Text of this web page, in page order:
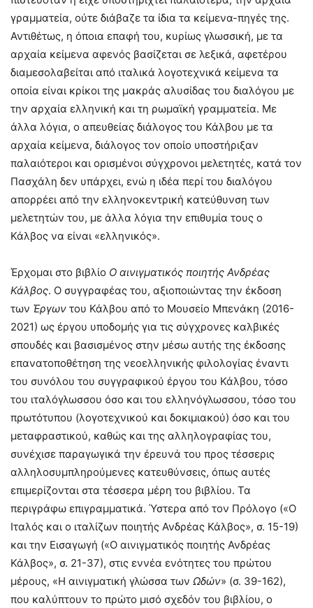
γραμματεία, ούτε διάβαζε τα ίδια τα κείμενα-πηγές της.
Αντιθέτως, η όποια επαφή του, κυρίως γλωσσική, με τα
αρχαία κείμενα αφενός βασίζεται σε λεξικά, αφετέρου
διαμεσολαβείται από ιταλικά λογοτεχνικά κείμενα τα
οποία είναι κρίκοι της μακράς αλυσίδας του διαλόγου με
την αρχαία ελληνική και τη ρωμαϊκή γραμματεία. Με
άλλα λόγια, ο απευθείας διάλογος του Κάλβου με τα
αρχαία κείμενα, διάλογος τον οποίο υποστήριξαν
παλαιότεροι και ορισμένοι σύγχρονοι μελετητές, κατά τον
Πασχάλη δεν υπάρχει, ενώ η ιδέα περί του διαλόγου
απορρέει από την ελληνοκεντρική κατεύθυνση των
μελετητών του, με άλλα λόγια την επιθυμία τους ο
Κάλβος να είναι «ελληνικός».
Έρχομαι στο βιβλίο Ο αινιγματικός ποιητής Ανδρέας
Κάλβος. Ο συγγραφέας του, αξιοποιώντας την έκδοση
των Έργων του Κάλβου από το Μουσείο Μπενάκη (2016-
2021) ως έργου υποδομής για τις σύγχρονες καλβικές
σπουδές και βασισμένος στην μέσω αυτής της έκδοσης
επανατοποθέτηση της νεοελληνικής φιλολογίας έναντι
του συνόλου του συγγραφικού έργου του Κάλβου, τόσο
του ιταλόγλωσσου όσο και του ελληνόγλωσσου, τόσο του
πρωτότυπου (λογοτεχνικού και δοκιμιακού) όσο και του
μεταφραστικού, καθώς και της αλληλογραφίας του,
συνέχισε παραγωγικά την έρευνά του προς τέσσερις
αλληλοσυμπληρούμενες κατευθύνσεις, όπως αυτές
επιμερίζονται στα τέσσερα μέρη του βιβλίου. Τα
περιγράφω επιγραμματικά. Ύστερα από τον Πρόλογο («Ο
Ιταλός και ο ιταλίζων ποιητής Ανδρέας Κάλβος», σ. 15-19)
και την Εισαγωγή («Ο αινιγματικός ποιητής Ανδρέας
Κάλβος», σ. 21-37), στις εννέα ενότητες του πρώτου
μέρους, «Η αινιγματική γλώσσα των Ωδών» (σ. 39-162),
που καλύπτουν το πρώτο μισό σχεδόν του βιβλίου, ο